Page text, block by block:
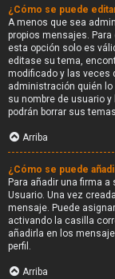
¿Cómo se puede
A menos que sea
propios mensajes.
esta opción solo es
editase su tema,
modificado y las veces
administración quién
su nombre de usuario
podrán borrar sus
Arriba
¿Cómo se puede
Para añadir una firma
Usuario. Una vez
mensaje. Puede
activando la casilla
añadirla en los
perfil.
Arriba